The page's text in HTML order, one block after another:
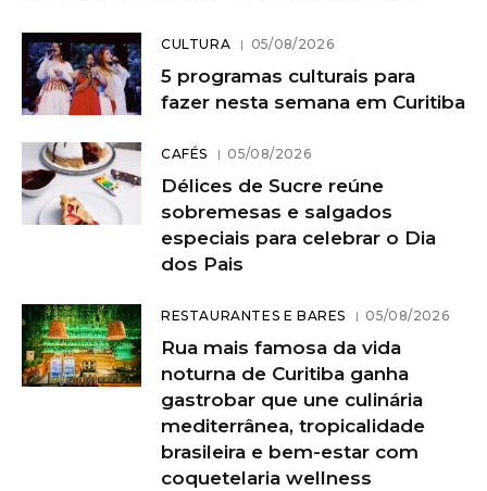
CULTURA 05/08/2026
5 programas culturais para
fazer nesta semana em Curitiba
CAFÉS 05/08/2026
Délices de Sucre reúne
sobremesas e salgados
especiais para celebrar o Dia
dos Pais
RESTAURANTES E BARES 05/08/2026
Rua mais famosa da vida
noturna de Curitiba ganha
gastrobar que une culinária
mediterrânea, tropicalidade
brasileira e bem-estar com
coquetelaria wellness